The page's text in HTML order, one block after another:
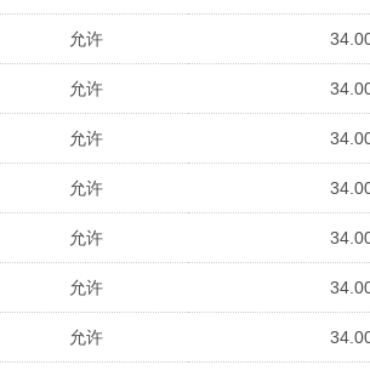
允许
允许
允许
允许
允许
允许
允许